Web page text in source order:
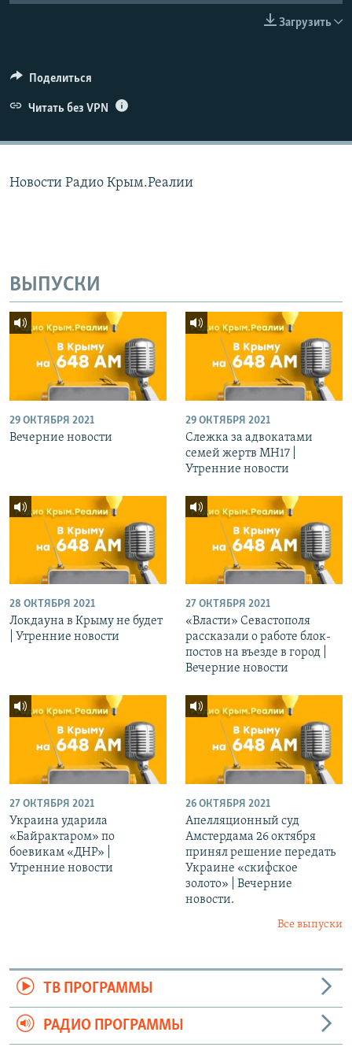
ELIFBE
УКРАИНСКАЯ ПРОБЛЕМА КРЫМА
Загрузить
Поделиться
Читать без VPN
Новости Радио Крым.Реалии
ВЫПУСКИ
29 ОКТЯБРЯ 2021
Вечерние новости
29 ОКТЯБРЯ 2021
Слежка за адвокатами
семей жертв МН17 |
Утренние новости
28 ОКТЯБРЯ 2021
Локдауна в Крыму не будет
| Утренние новости
27 ОКТЯБРЯ 2021
«Власти» Севастополя
рассказали о работе блок-
постов на въезде в город |
Вечерние новости
27 ОКТЯБРЯ 2021
Украина ударила
«Байрактаром» по
боевикам «ДНР» |
Утренние новости
26 ОКТЯБРЯ 2021
Апелляционный суд
Амстердама 26 октября
принял решение передать
Украине «скифское
золото» | Вечерние
новости.
Все выпуски
ТВ ПРОГРАММЫ
РАДИО ПРОГРАММЫ